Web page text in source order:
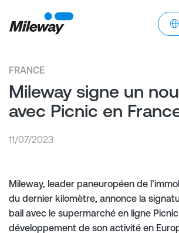
FRANCE
Mileway signe un
avec Picnic en
11/07/2023
Mileway, leader paneuropéen de
du dernier kilomètre, annonce la
bail avec le supermarché en ligne
développement de son activité en